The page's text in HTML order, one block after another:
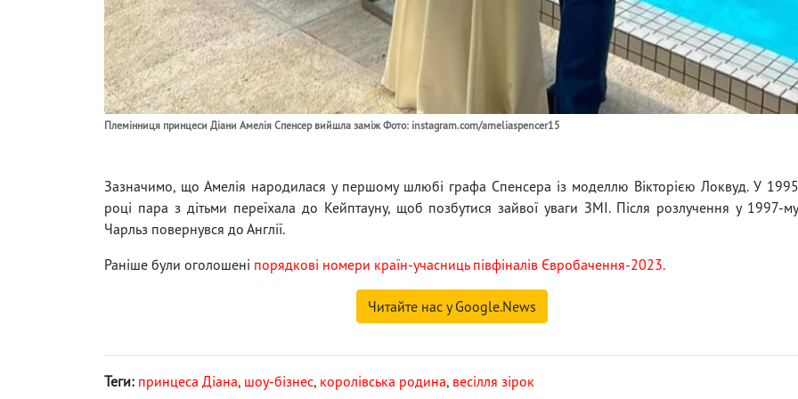
Племінниця принцеси Діани Амелія Спенсер вийшла заміж Фото: instagram.com/ameliaspencer15
Зазначимо, що Амелія народилася у першому шлюбі графа Спенсера із моделлю Вікторією Локвуд. У 1995
році пара з дітьми переїхала до Кейптауну, щоб позбутися зайвої уваги ЗМІ. Після розлучення у 1997-му
Чарльз повернувся до Англії.
Раніше були оголошені порядкові номери країн-учасниць півфіналів Євробачення-2023.
Читайте нас у Google.News
Теги: принцеса Діана, шоу-бізнес, королівська родина, весілля зірок